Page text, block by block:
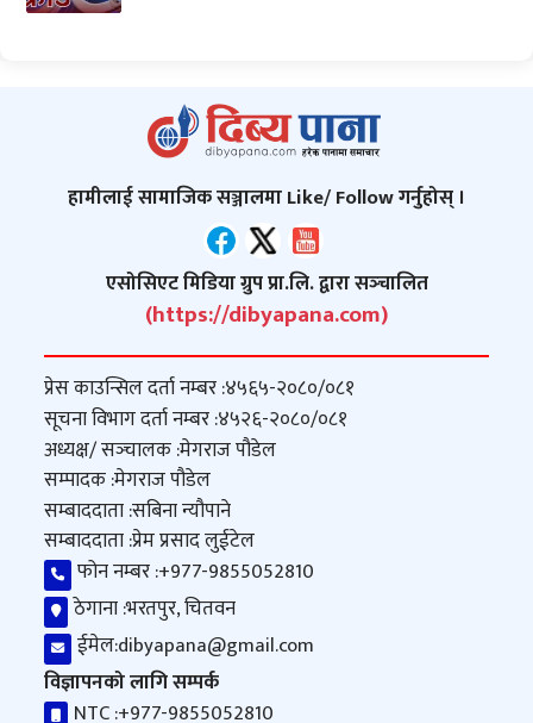
हामीलाई सामाजिक सञ्जालमा Like/ Follow गर्नुहोस् ।
एसोसिएट मिडिया ग्रुप प्रा.लि. द्वारा सञ्‍चालित
(https://dibyapana.com)
प्रेस काउन्सिल दर्ता नम्बर :४५६५-२०८०/०८१
सूचना विभाग दर्ता नम्बर :४५२६-२०८०/०८१
अध्यक्ष/ सञ्‍चालक :मेगराज पौडेल
सम्पादक :मेगराज पौडेल
सम्बाददाता :सबिना न्यौपाने
सम्बाददाता :प्रेम प्रसाद लुईटेल
फोन नम्बर :+977-9855052810
ठेगाना :भरतपुर, चितवन
ईमेल:dibyapana@gmail.com
विज्ञापनको लागि सम्पर्क
NTC :+977-9855052810